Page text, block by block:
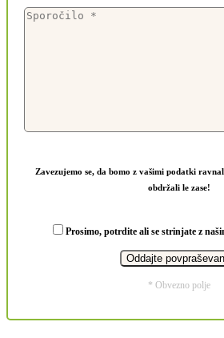
Zavezujemo se, da bomo z vašimi podatki
obdržali le zase!
Prosimo, potrdite ali se strinjate z
* Obvezno polje